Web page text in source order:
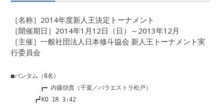
［名称］2014年度新人王決定トーナメント
［開催期日］2014年1月12日（日）～2013年12月
［主催］一般社団法人日本修斗協会 新人王トーナメント実
行委員会
■バンタム（8名）
┏━ 内藤頌貴（千葉／パラエストラ松戸）
┏┛KO 1R 3:42